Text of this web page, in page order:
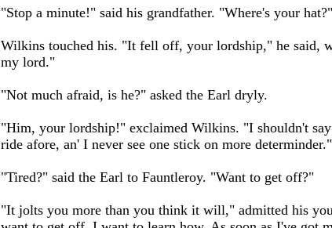
"Stop a minute!" said his grandfather. "Where's your hat?"
Wilkins touched his. "It fell off, your lordship," he said,
my lord."
"Not much afraid, is he?" asked the Earl dryly.
"Him, your lordship!" exclaimed Wilkins. "I shouldn't
ride afore, an' I never see one stick on more determinder."
"Tired?" said the Earl to Fauntleroy. "Want to get off?"
"It jolts you more than you think it will," admitted his